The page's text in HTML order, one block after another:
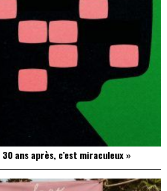
ans après, c’est miraculeux »